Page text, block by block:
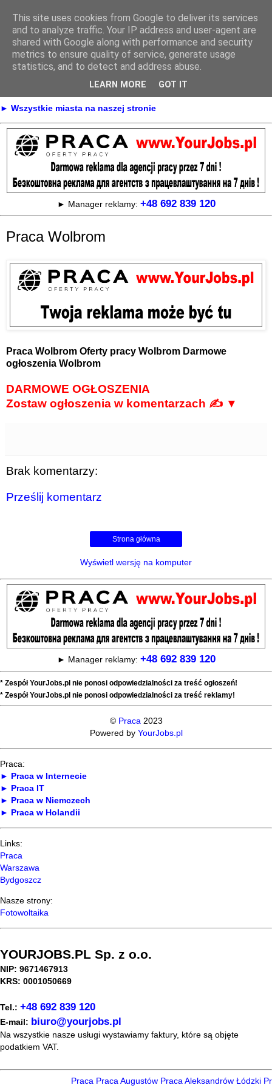
Praca
► KONTAKT ► REKLAMA
► Praca Oferty pracy na terenie całej Polski
► Wszystkie miasta na naszej stronie
► Manager reklamy: +48 692 839 120
Praca Wolbrom
Praca Wolbrom Oferty pracy Wolbrom Darmowe
ogłoszenia Wolbrom
DARMOWE OGŁOSZENIA
Zostaw ogłoszenia w komentarzach ✍ ▼
Brak komentarzy:
Prześlij komentarz
Strona główna
Wyświetl wersję na komputer
► Manager reklamy: +48 692 839 120
* Zespół YourJobs.pl nie ponosi odpowiedzialności za treść ogłoszeń!
* Zespół YourJobs.pl nie ponosi odpowiedzialności za treść reklamy!
© Praca2023
Powered by YourJobs.pl
Praca:
► Praca w Internecie
► Praca IT
► Praca w Niemczech
► Praca w Holandii
Links:
Praca
Warszawa
Bydgoszcz
Nasze strony:
Fotowoltaika
YOURJOBS.PL Sp. z o.o.
NIP: 9671467913
KRS: 0001050669
Tel.: +48 692 839 120
E-mail: biuro@yourjobs.pl
Na wszystkie nasze usługi wystawiamy faktury, które są objęte
podatkiem VAT.
Praca Praca Augustów Praca Aleksandrów Łódzki
This site uses cookies from Google to deliver its services
and to analyze traffic. Your IP address and user-agent are
shared with Google along with performance and security
metrics to ensure quality of service, generate usage
statistics, and to detect and address abuse.
LEARN MORE GOT IT